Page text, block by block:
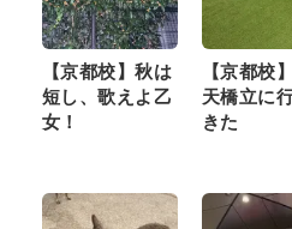
【京都校】秋は
短し、歌えよ乙
女！
【京都校
天橋立に
きた